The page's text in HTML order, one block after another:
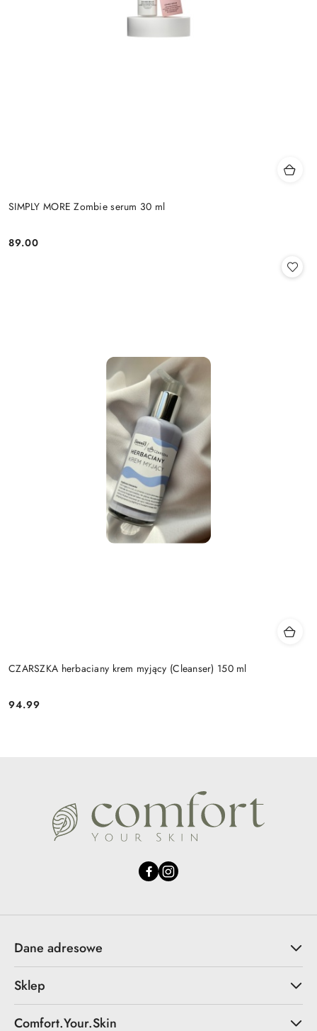
SIMPLY MORE Zombie serum 30 ml
Cena:
89.00
CZARSZKA herbaciany krem myjący (Cleanser) 150 ml
Cena:
94.99
Dane adresowe
Sklep
Comfort.Your.Skin